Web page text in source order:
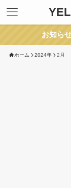
お知ら
ホーム 2024年 2月